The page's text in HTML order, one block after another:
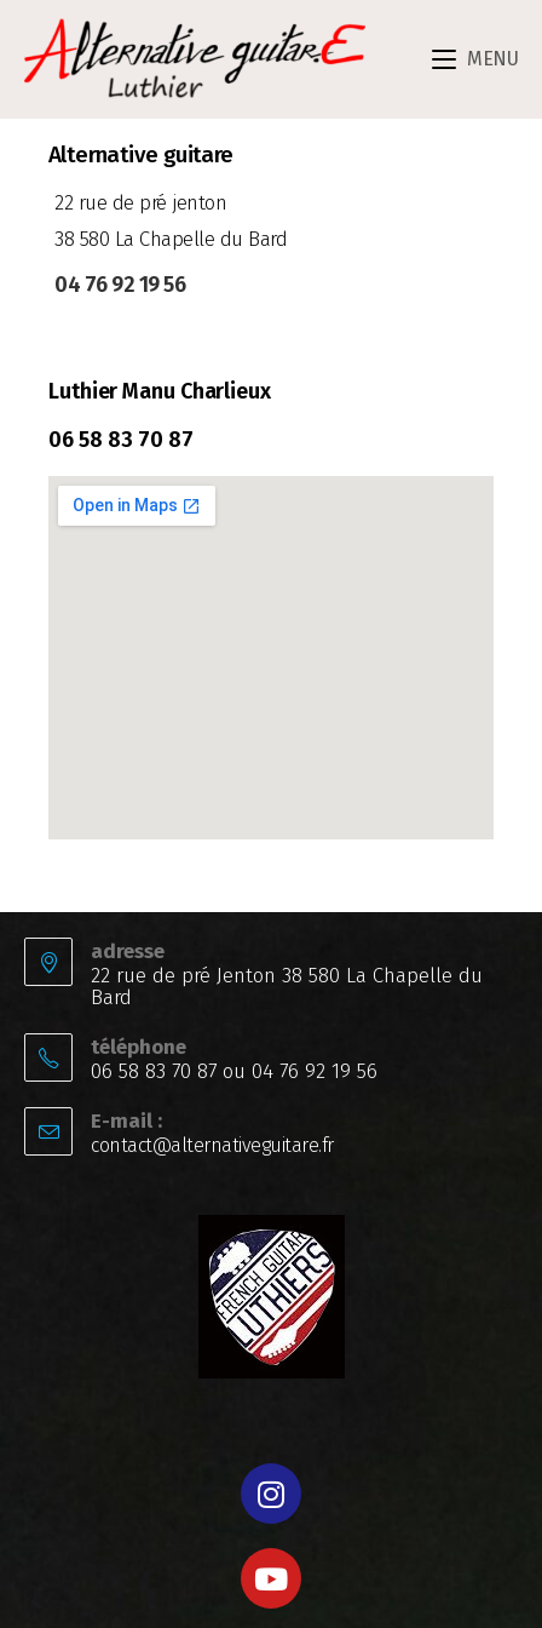
MENU
Alternative guitare
22 rue de pré jenton
38 580 La Chapelle du Bard
04 76 92 19 56
Luthier Manu Charlieux
06 58 83 70 87
adresse
22 rue de pré Jenton 38 580 La Chapelle du
Bard
téléphone
06 58 83 70 87 ou 04 76 92 19 56
E-mail :
contact@alternativeguitare.fr